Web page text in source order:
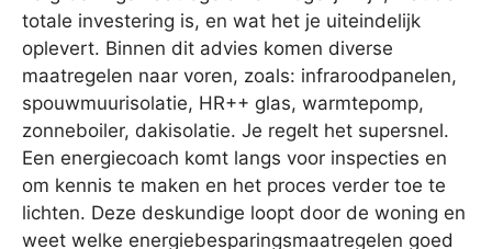
totale investering is, en wat het je uiteindelijk
oplevert. Binnen dit advies komen diverse
maatregelen naar voren, zoals: infraroodpanelen,
spouwmuurisolatie, HR++ glas, warmtepomp,
zonneboiler, dakisolatie. Je regelt het supersnel.
Een energiecoach komt langs voor inspecties en
om kennis te maken en het proces verder toe te
lichten. Deze deskundige loopt door de woning en
weet welke energiebesparingsmaatregelen goed